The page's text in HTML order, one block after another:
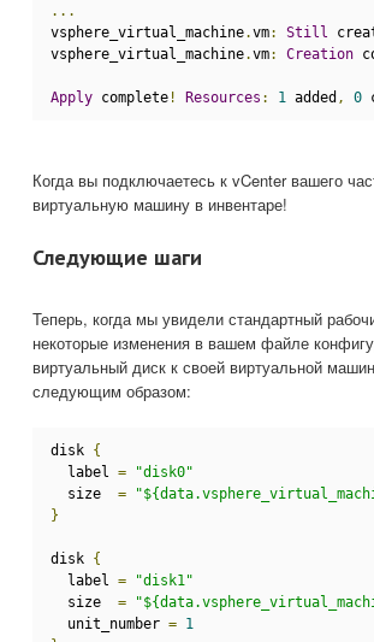
...
vsphere_virtual_machine.vm: Still
vsphere_virtual_machine.vm: Creation
Apply complete ! Resources : 1 added , 0
Когда вы подключаетесь к vCenter вашего
виртуальную машину в инвентаре!
Следующие шаги
Теперь, когда мы увидели стандартный
некоторые изменения в вашем файле
виртуальный диск к своей виртуальной
следующим образом:
disk {
label =
"disk0"
size =
}
disk {
label =
"disk1"
size =
unit_number = 1